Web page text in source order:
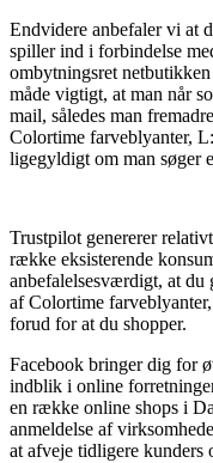
Endvidere anbefaler vi at
spiller ind i forbindelse
ombytningsret
måde vigtigt, at man når
mail, således man
Colortime farveblyanter,
ligegyldigt om man søger
Trustpilot genererer
række eksisterende
anbefalelsesværdigt, at du
af Colortime
forud for at du shopper.
Facebook bringer dig for
indblik i online
en række online shops i
anmeldelse af
at afveje tidligere kunders